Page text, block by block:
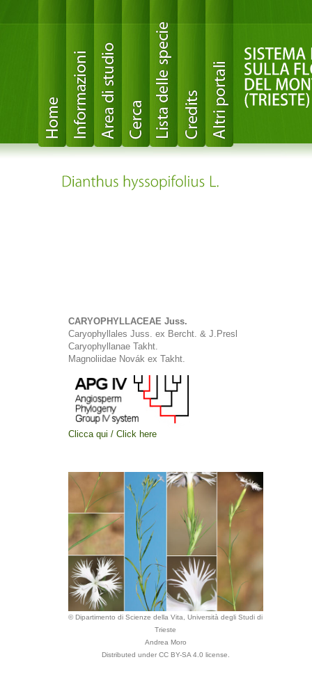
CARYOPHYLLACEAE Juss.
Caryophyllales Juss. ex Bercht. & J.Presl
Caryophyllanae Takht.
Magnoliidae Novák ex Takht.
Clicca qui / Click here
© Dipartimento di Scienze della Vita, Università degli Studi di
Trieste
Andrea Moro
Distributed under CC BY-SA 4.0 license.